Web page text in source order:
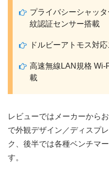
プライバシーシャッ
紋認証センサー搭載
ドルビーアトモス対
高速無線LAN規格 Wi-
載
レビューではメーカーから
で外観デザイン／ディスプ
ク、後半では各種ベンチマ
す。